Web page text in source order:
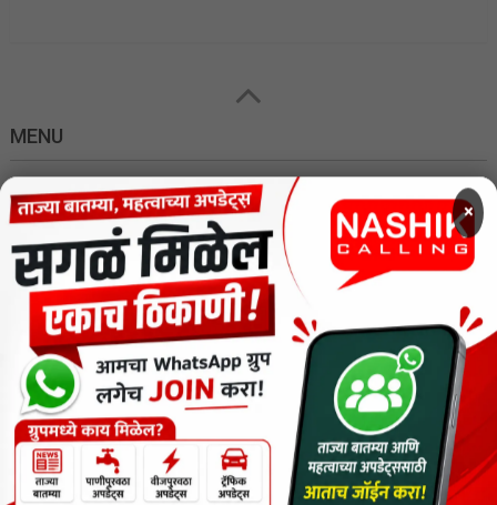
MENU
CODE OF ETHICS FOR DIGITAL NEWS WEBSITES
Contact Us
Privacy Policy
Short News
ThemeNcode PDF Viewer SC [Do not Delete]
वाचकांना विनम्र सूचना